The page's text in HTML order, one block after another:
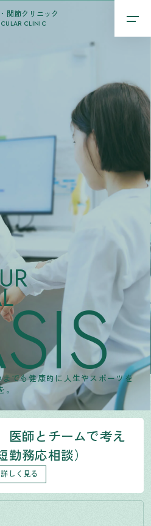
関節クリニック
CLINIC
でも健康的に人生やスポーツを
医師とチームで考え
務応相談）
詳しく見る